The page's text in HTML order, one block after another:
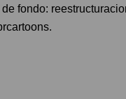
fondo: